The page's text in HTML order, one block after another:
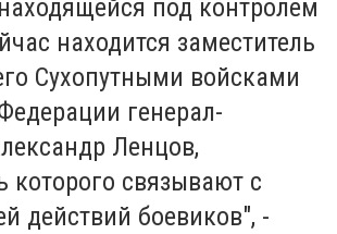
под контролем
находится заместитель
Сухопутными войсками
генерал-
Ленцов,
которого связывают с
действий боевиков", -